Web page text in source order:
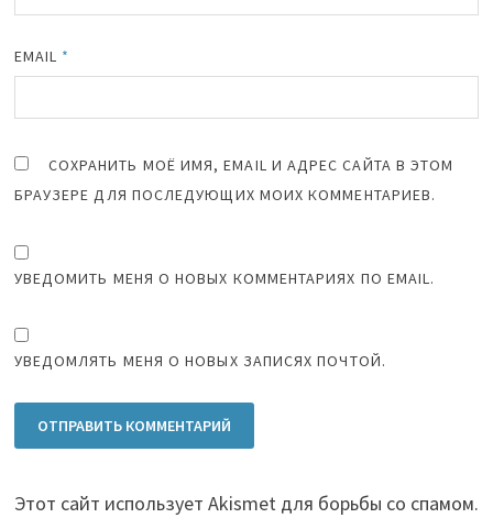
EMAIL *
СОХРАНИТЬ МОЁ ИМЯ, EMAIL И АДРЕС САЙТА В ЭТОМ
БРАУЗЕРЕ ДЛЯ ПОСЛЕДУЮЩИХ МОИХ КОММЕНТАРИЕВ.
УВЕДОМИТЬ МЕНЯ О НОВЫХ КОММЕНТАРИЯХ ПО EMAIL.
УВЕДОМЛЯТЬ МЕНЯ О НОВЫХ ЗАПИСЯХ ПОЧТОЙ.
Этот сайт использует Akismet для борьбы со спамом.